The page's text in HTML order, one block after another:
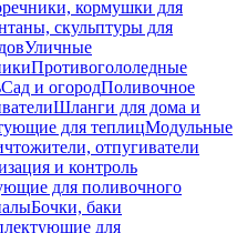
кормушки для
скульптуры для
Уличные
Противогололедные
Сад и огородПоливочное
Шланги для дома и
для теплицМодульные
отпугиватели
и контроль
для поливочного
Бочки, баки
для